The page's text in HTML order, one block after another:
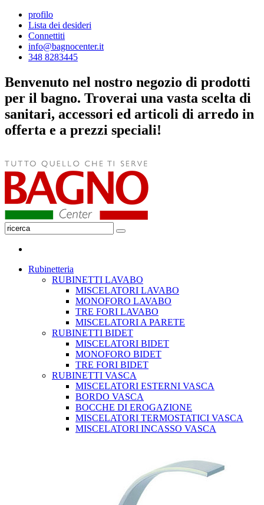
profilo
Lista dei desideri
Connettiti
info@bagnocenter.it
348 8283445
Benvenuto nel nostro negozio di prodotti
per il bagno. Troverai una vasta scelta di
sanitari, accessori ed articoli di arredo in
offerta e a prezzi speciali!
Rubinetteria
RUBINETTI LAVABO
MISCELATORI LAVABO
MONOFORO LAVABO
TRE FORI LAVABO
MISCELATORI A PARETE
RUBINETTI BIDET
MISCELATORI BIDET
MONOFORO BIDET
TRE FORI BIDET
RUBINETTI VASCA
MISCELATORI ESTERNI VASCA
BORDO VASCA
BOCCHE DI EROGAZIONE
MISCELATORI TERMOSTATICI VASCA
MISCELATORI INCASSO VASCA